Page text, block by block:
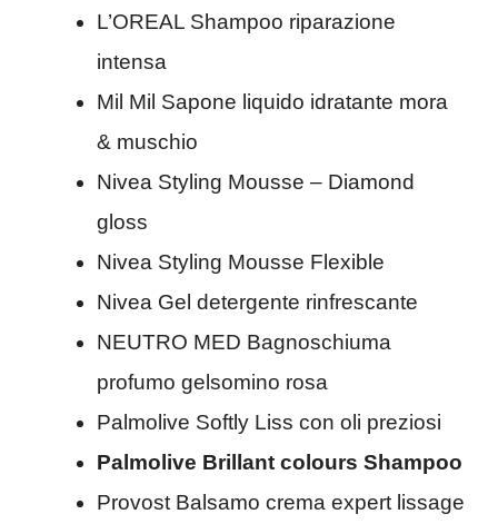
L’OREAL Shampoo riparazione
intensa
Mil Mil Sapone liquido idratante mora
& muschio
Nivea Styling Mousse – Diamond
gloss
Nivea Styling Mousse Flexible
Nivea Gel detergente rinfrescante
NEUTRO MED Bagnoschiuma
profumo gelsomino rosa
Palmolive Softly Liss con oli preziosi
Palmolive Brillant colours Shampoo
Provost Balsamo crema expert lissage